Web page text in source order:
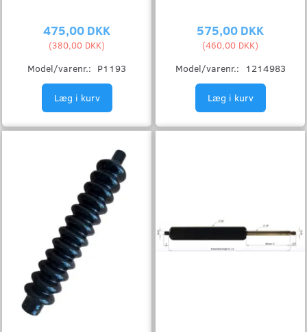
475,00 DKK
(380,00 DKK)
Model/varenr.: P1193
Læg i kurv
575,00 DKK
(460,00 DKK)
Model/varenr.: 1214983
Læg i kurv